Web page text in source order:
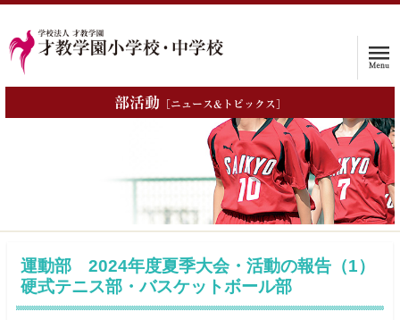
ホーム
インタビュー
部活動［ニュース&トピックス］
運動部 2024年度夏季大会・活動の報告（1）
硬式テニス部・バスケットボール部